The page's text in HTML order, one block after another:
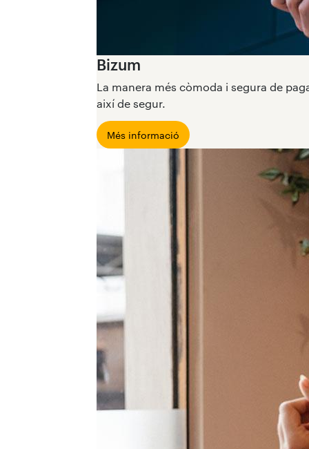
Bizum
La manera més còmoda i segura de
així de segur.
Més informació